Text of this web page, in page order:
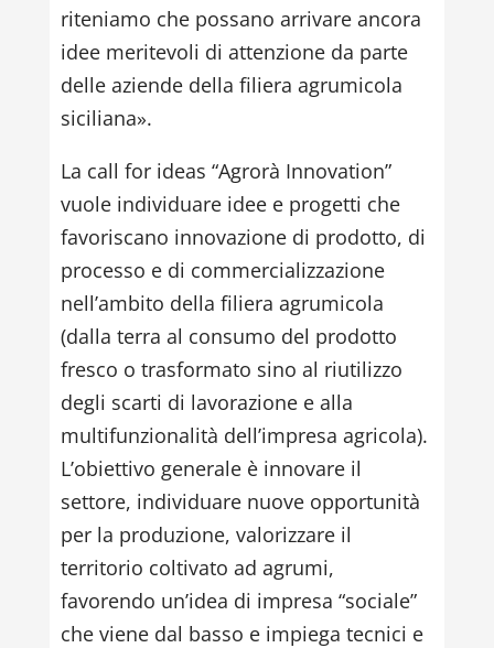
riteniamo che possano arrivare ancora
idee meritevoli di attenzione da parte
delle aziende della filiera agrumicola
siciliana».
La call for ideas “Agrorà Innovation”
vuole individuare idee e progetti che
favoriscano innovazione di prodotto, di
processo e di commercializzazione
nell’ambito della filiera agrumicola
(dalla terra al consumo del prodotto
fresco o trasformato sino al riutilizzo
degli scarti di lavorazione e alla
multifunzionalità dell’impresa agricola).
L’obiettivo generale è innovare il
settore, individuare nuove opportunità
per la produzione, valorizzare il
territorio coltivato ad agrumi,
favorendo un’idea di impresa “sociale”
che viene dal basso e impiega tecnici e